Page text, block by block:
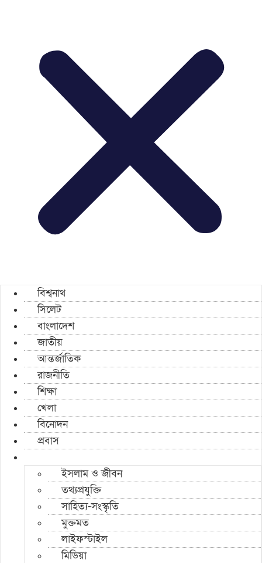
বিশ্বনাথ
সিলেট
বাংলাদেশ
জাতীয়
আন্তর্জাতিক
রাজনীতি
শিক্ষা
খেলা
বিনোদন
প্রবাস
ইসলাম ও জীবন
তথ্যপ্রযুক্তি
সাহিত্য-সংস্কৃতি
মুক্তমত
লাইফস্টাইল
মিডিয়া